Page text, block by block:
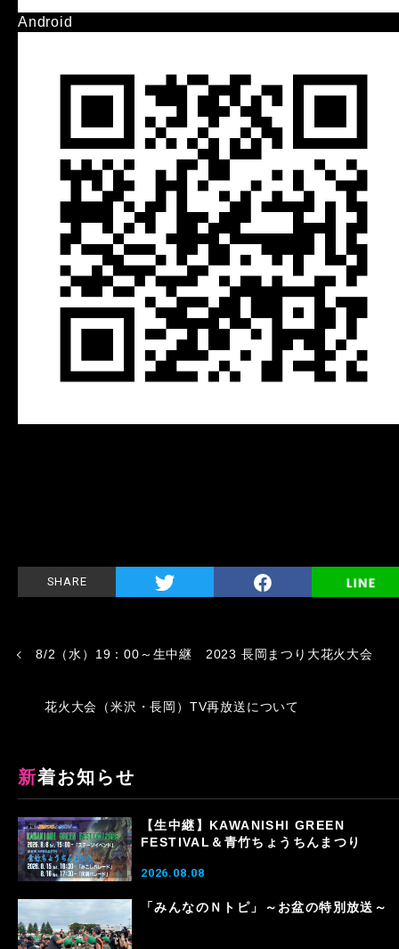
Android
SHARE
8/2（水）19：00～生中継 2023 長岡まつり大花火大会
花火大会（米沢・長岡）TV再放送について
新着お知らせ
【生中継】KAWANISHI GREEN
FESTIVAL＆青竹ちょうちんまつり
2026.08.08
「みんなのＮトピ」～お盆の特別放送～